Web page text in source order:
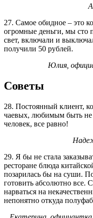
27. Самое обидное – это
огромные деньги, мы сто
свет, включали и
получили 50 рублей.
Юлия,
Советы
28. Постоянный клиент,
чаевых, любимым быть не
человек, все равно!
29. Я бы не стала
ресторане блюда
позарилась бы на суши.
готовить абсолютно все.
нарваться на
непонятно откуда